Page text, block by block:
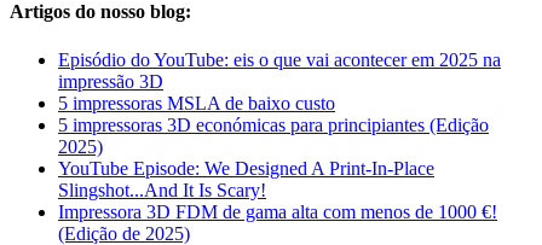
Artigos do nosso blog:
Episódio do YouTube: eis o que vai acontecer em 2025 na
impressão 3D
5 impressoras MSLA de baixo custo
5 impressoras 3D económicas para principiantes (Edição
2025)
YouTube Episode: We Designed A Print-In-Place
Slingshot...And It Is Scary!
Impressora 3D FDM de gama alta com menos de 1000 €!
(Edição de 2025)